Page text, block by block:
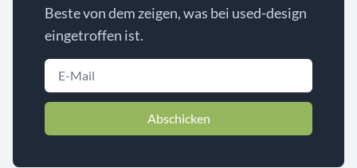
Beste von dem zeigen, was bei used-design
eingetroffen ist.
Abschicken